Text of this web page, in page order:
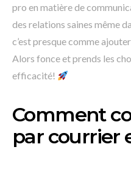
pro en matière de
des relations saines même
c’est presque comme
Alors fonce et prends les
efficacité!
Comment
par courrier